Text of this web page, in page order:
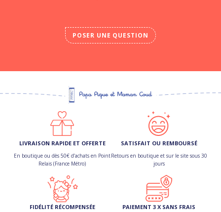
POSER UNE QUESTION
LIVRAISON RAPIDE ET OFFERTE
En boutique ou dès 50€ d’achats en Point
Relais (France Métro)
SATISFAIT OU REMBOURSÉ
Retours en boutique et sur le site sous 30
jours
FIDÉLITÉ RÉCOMPENSÉE PAIEMENT 3 X SANS FRAIS